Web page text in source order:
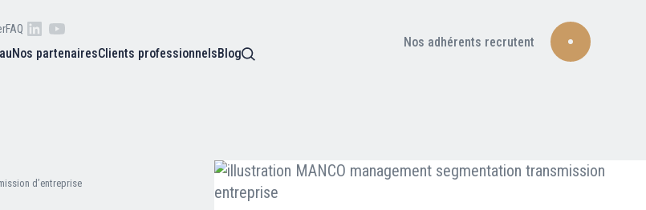
FAQ
Nos partenairesClients professionnelsBlog
Nos adhérents recrutent
sommes-nous ?
d’entreprise